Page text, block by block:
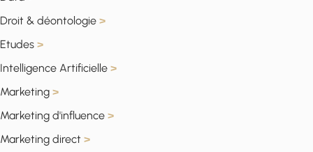
Droit & déontologie >
Etudes >
Intelligence Artificielle >
Marketing >
Marketing d'influence >
Marketing direct >